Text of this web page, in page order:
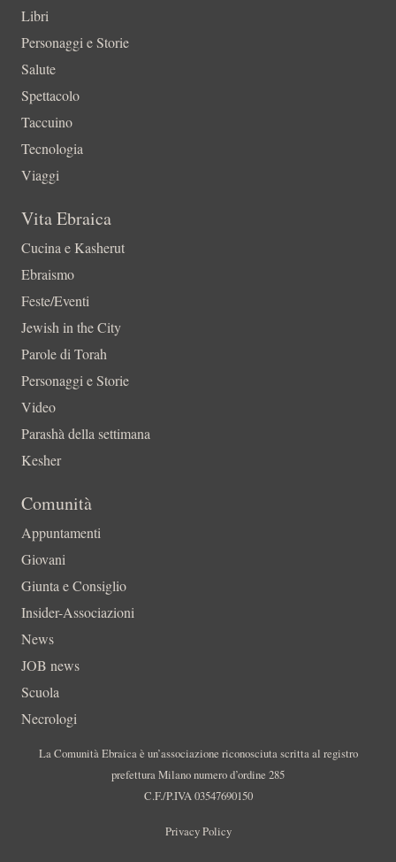
Libri
Personaggi e Storie
Salute
Spettacolo
Taccuino
Tecnologia
Viaggi
Vita Ebraica
Cucina e Kasherut
Ebraismo
Feste/Eventi
Jewish in the City
Parole di Torah
Personaggi e Storie
Video
Parashà della settimana
Kesher
Comunità
Appuntamenti
Giovani
Giunta e Consiglio
Insider-Associazioni
News
JOB news
Scuola
Necrologi
La Comunità Ebraica è un’associazione riconosciuta scritta al registro
prefettura Milano numero d’ordine 285
C.F./P.IVA 03547690150
Privacy Policy